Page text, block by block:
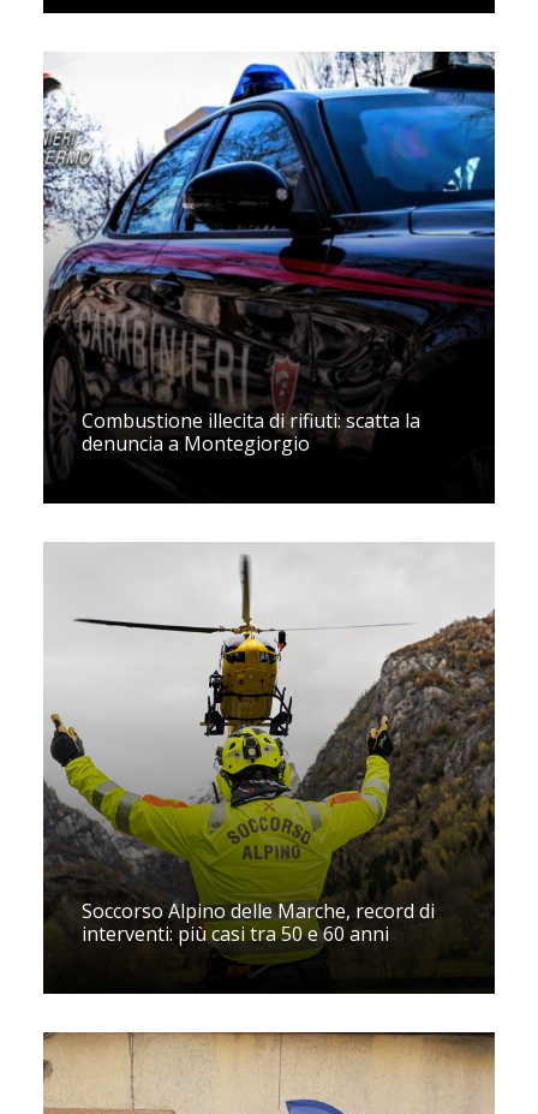
Combustione illecita di rifiuti: scatta la
denuncia a Montegiorgio
Soccorso Alpino delle Marche, record di
interventi: più casi tra 50 e 60 anni